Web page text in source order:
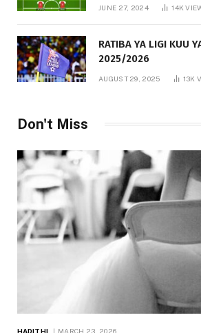
JUNE 27, 2024 14K
RATIBA YA LIGI KUU
2025/2026
AUGUST 29, 2025 13K
Don't Miss
HADITHI MARCH 23, 2026